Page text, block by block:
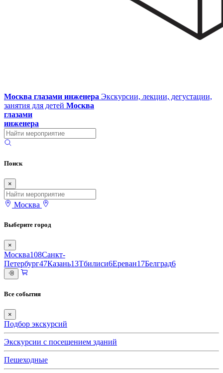
Москва глазами инженера Экскурсии, лекции, дегустации,
занятия для детей Москва
глазами
инженера
Поиск
×
Москва
Выберите город
×
Москва108Санкт-
Петербург47Казань13Тбилиси6Ереван17Белград6
Все события
×
Подбор экскурсий
Экскурсии с посещением зданий
Пешеходные